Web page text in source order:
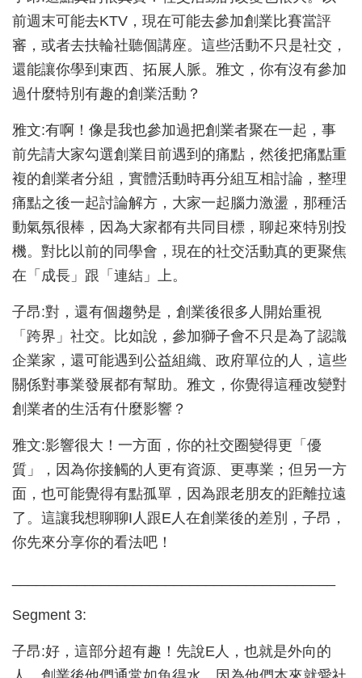
前週末可能去KTV，現在可能去參加創業比賽當評
審，或者去扶輪社聽個講座。這些活動不只是社交，
還能讓你學到東西、拓展人脈。雅文，你有沒有參加
過什麼特別有趣的創業活動？
雅文:有啊！像是我也參加過把創業者聚在一起，事
前先請大家勾選創業目前遇到的痛點，然後把痛點重
複的創業者分組，實體活動時再分組互相討論，整理
痛點之後一起討論解方，大家一起腦力激盪，那種活
動氣氛很棒，因為大家都有共同目標，聊起來特別投
機。對比以前的同學會，現在的社交活動真的更聚焦
在「成長」跟「連結」上。
子昂:對，還有個趨勢是，創業後很多人開始重視
「跨界」社交。比如說，參加獅子會不只是為了認識
企業家，還可能遇到公益組織、政府單位的人，這些
關係對事業發展都有幫助。雅文，你覺得這種改變對
創業者的生活有什麼影響？
雅文:影響很大！一方面，你的社交圈變得更「優
質」，因為你接觸的人更有資源、更專業；但另一方
面，也可能覺得有點孤單，因為跟老朋友的距離拉遠
了。這讓我想聊聊I人跟E人在創業後的差別，子昂，
你先來分享你的看法吧！
Segment 3:
子昂:好，這部分超有趣！先說E人，也就是外向的